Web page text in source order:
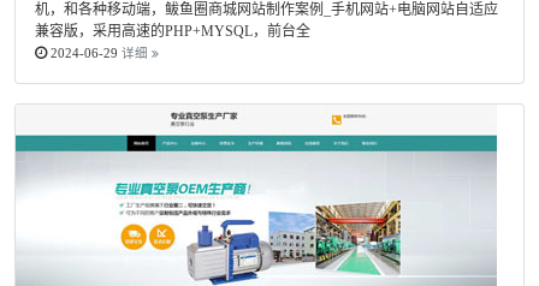
机，和各种移动端，鲅鱼圈商城网站制作案例_手机网站+电脑网站自适应
兼容版，采用高速的PHP+MYSQL，前台全
2024-06-29 详细